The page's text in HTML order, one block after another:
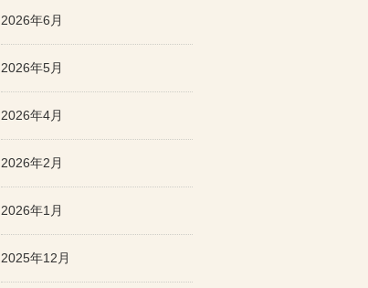
2026年6月
2026年5月
2026年4月
2026年2月
2026年1月
2025年12月